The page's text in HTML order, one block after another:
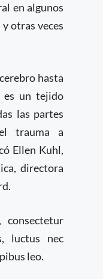
en algunos
otras veces
hasta
es un tejido
las partes
trauma a
Ellen Kuhl,
directora
luctus nec
leo.